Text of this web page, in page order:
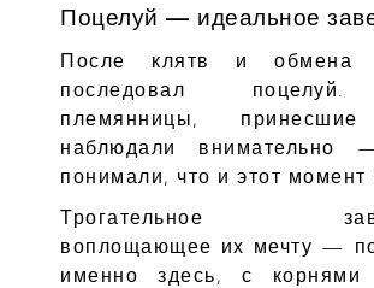
Поцелуй — идеальное
После клятв и обмена
последовал
племянницы,
наблюдали внимательно
понимали, что и этот момент
Трогательное
воплощающее их мечту —
именно здесь, с